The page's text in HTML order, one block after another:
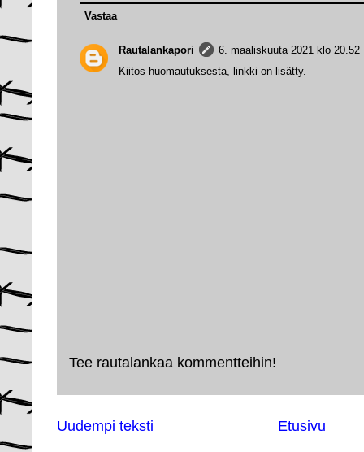
Rautalankapori
6. maaliskuuta 2021 klo 20.52
Kiitos huomautuksesta, linkki on lisätty.
Vastaa
Tee rautalankaa kommentteihin!
Uudempi teksti Etusivu